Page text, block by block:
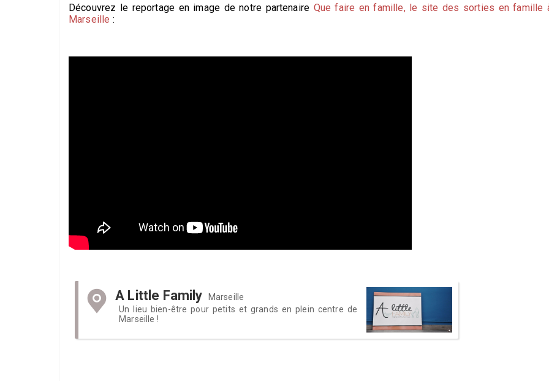
Découvrez le reportage en image de notre partenaire Que faire en famille, le site des sorties en famille
Marseille :
A Little Family
Marseille
Un lieu bien-être pour petits et grands en plein centre de
Marseille !